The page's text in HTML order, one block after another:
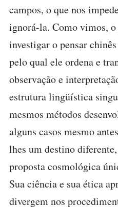
campos, o que nos
ignorá-la. Como vimos, o
investigar o pensar
pelo qual ele ordena e
observação e
estrutura lingüística
mesmos métodos
alguns casos mesmo
lhes um destino
proposta cosmológica
Sua ciência e sua ética
divergem nos